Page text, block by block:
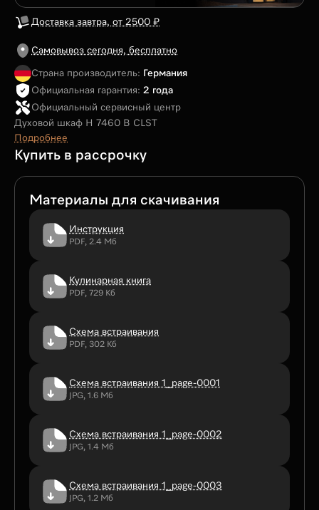
Доставка завтра, от 2500 ₽
Самовывоз сегодня, бесплатно
Страна производитель: Германия
Официальная гарантия: 2 года
Официальный сервисный центр
Духовой шкаф H 7460 B CLST
Подробнее
Купить в рассрочку
Материалы для скачивания
Инструкция
PDF, 2.4 Мб
Кулинарная книга
PDF, 729 Кб
Схема встраивания
PDF, 302 Кб
Схема встраивания 1_page-0001
JPG, 1.6 Мб
Схема встраивания 1_page-0002
JPG, 1.4 Мб
Схема встраивания 1_page-0003
JPG, 1.2 Мб